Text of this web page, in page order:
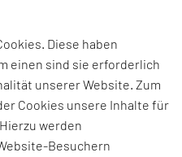
SMART
Diese haben
einen sind sie erforderlich
unserer Website. Zum
Cookies unsere Inhalte für
werden
Besuchern